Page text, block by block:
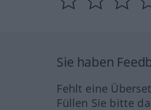
Sie haben
Fehlt eine
Füllen Sie bitte